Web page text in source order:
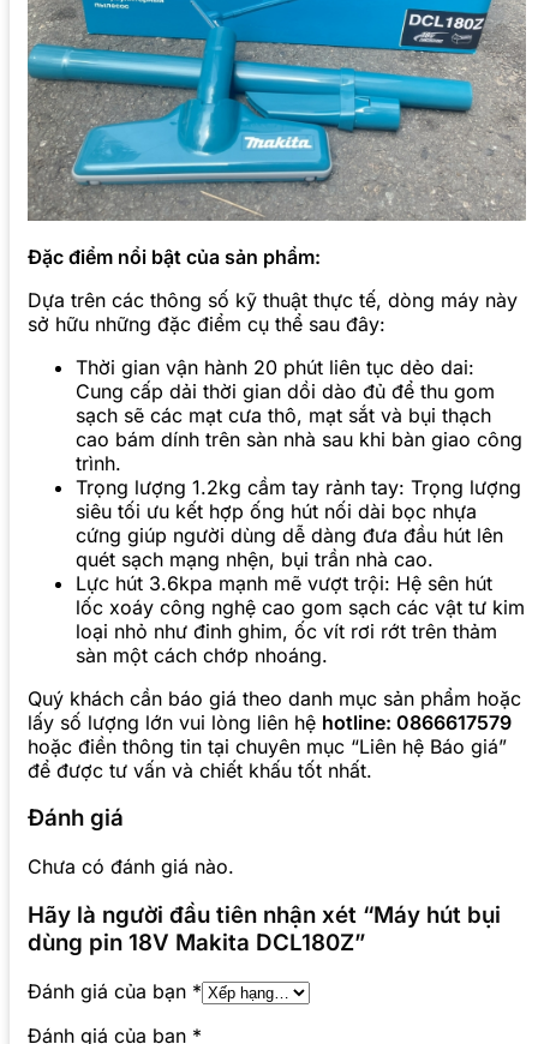
Đặc điểm nổi bật của sản phẩm:
Dựa trên các thông số kỹ thuật thực tế, dòng máy này
sở hữu những đặc điểm cụ thể sau đây:
Thời gian vận hành 20 phút liên tục dẻo dai:
Cung cấp dải thời gian dồi dào đủ để thu gom
sạch sẽ các mạt cưa thô, mạt sắt và bụi thạch
cao bám dính trên sàn nhà sau khi bàn giao công
trình.
Trọng lượng 1.2kg cầm tay rảnh tay: Trọng lượng
siêu tối ưu kết hợp ống hút nối dài bọc nhựa
cứng giúp người dùng dễ dàng đưa đầu hút lên
quét sạch mạng nhện, bụi trần nhà cao.
Lực hút 3.6kpa mạnh mẽ vượt trội: Hệ sên hút
lốc xoáy công nghệ cao gom sạch các vật tư kim
loại nhỏ như đinh ghim, ốc vít rơi rớt trên thảm
sàn một cách chớp nhoáng.
Quý khách cần báo giá theo danh mục sản phẩm hoặc
lấy số lượng lớn vui lòng liên hệ hotline: 0866617579
hoặc điền thông tin tại chuyên mục “Liên hệ Báo giá”
để được tư vấn và chiết khấu tốt nhất.
Đánh giá
Chưa có đánh giá nào.
Hãy là người đầu tiên nhận xét “Máy hút bụi
dùng pin 18V Makita DCL180Z”
Đánh giá của bạn *
Đánh giá của bạn *